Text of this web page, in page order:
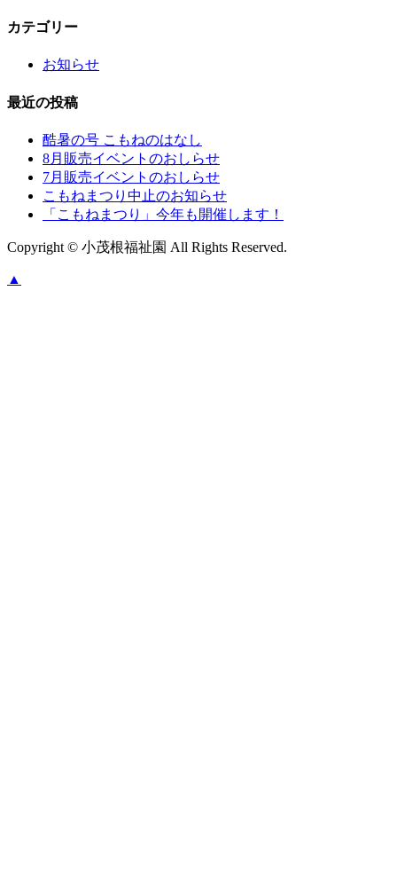
カテゴリー
お知らせ
最近の投稿
酷暑の号 こもねのはなし
8月販売イベントのおしらせ
7月販売イベントのおしらせ
こもねまつり中止のお知らせ
「こもねまつり」今年も開催します！
Copyright © 小茂根福祉園 All Rights Reserved.
▲